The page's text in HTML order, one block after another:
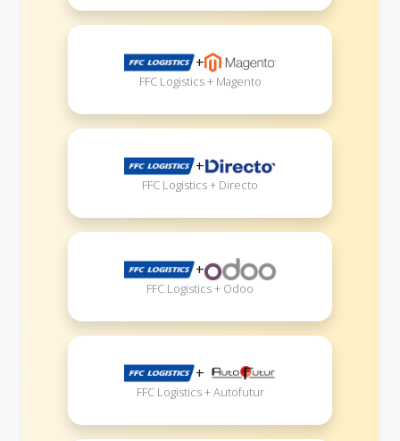
+
FFC Logistics + Magento
+
FFC Logistics + Directo
+
FFC Logistics + Odoo
+
FFC Logistics + Autofutur